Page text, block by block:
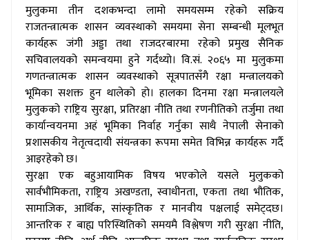
मुलुकमा तीन दशकभन्दा लामो समयसम्म रहेको सक्रिय
राजतन्त्रात्मक शासन व्यवस्थाको समयमा सेना सम्बन्धी मूलभूत
कार्यहरू जंगी अड्डा तथा राजदरबारमा रहेको प्रमुख सैनिक
सचिवालयको समन्वयमा हुने गर्दथ्यो। वि.सं. २०६५ मा मुलुकमा
गणतन्त्रात्मक शासन व्यवस्थाको सूत्रपातसँगै रक्षा मन्त्रालयको
भूमिका सशक्त हुन थालेको हो। हालका दिनमा रक्षा मन्त्रालयले
मुलुकको राष्ट्रिय सुरक्षा, प्रतिरक्षा नीति तथा रणनीतिको तर्जुमा तथा
कार्यान्वयनमा अहं भूमिका निर्वाह गर्नुका साथै नेपाली सेनाको
प्रशासकीय नेतृत्वदायी संयन्त्रका रूपमा समेत विभिन्न कार्यहरू गर्दै
आइरहेको छ।
सुरक्षा एक बहुआयामिक विषय भएकोले यसले मुलुकको
सार्वभौमिकता, राष्ट्रिय अखण्डता, स्वाधीनता, एकता तथा भौतिक,
सामाजिक, आर्थिक, सांस्कृतिक र मानवीय पक्षलाई समेट्दछ।
आन्तरिक र बाह्य परिस्थितिको समयमै विश्लेषण गरी सुरक्षा नीति,